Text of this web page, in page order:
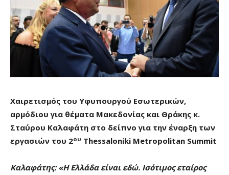
Χαιρετισμός του Υφυπουργού Εσωτερικών,
αρμόδιου για θέματα Μακεδονίας και Θράκης κ.
Σταύρου Καλαφάτη στο δείπνο για την έναρξη των
εργασιών του 2ου Thessaloniki Metropolitan Summit
Καλαφάτης: «Η Ελλάδα είναι εδώ. Ισότιμος εταίρος